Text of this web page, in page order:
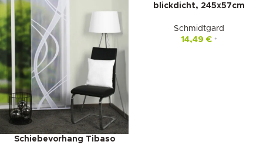
Schiebevorhang Tibaso
blickdicht, 245x57cm
Schmidtgard
14,49 € *